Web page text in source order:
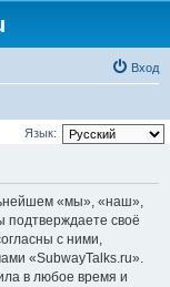
Вход
Язык:
«мы», «наш»,
подтверждаете своё
с ними,
«SubwayTalks.ru».
в любое время и